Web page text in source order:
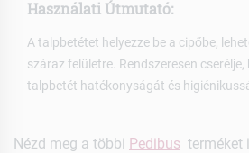
Használati Útmutató:
A talpbetétet helyezze be a cipőbe,
száraz felületre. Rendszeresen
talpbetét hatékonyságát és
Nézd meg a többi Pedibus terméket